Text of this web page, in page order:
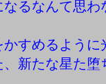
なるなんて思わ
すめるように
新たな星た堕